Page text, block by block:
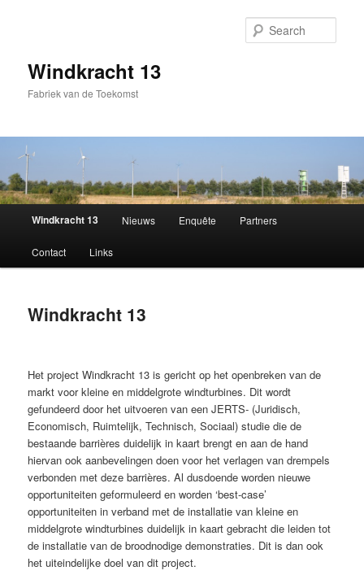
Windkracht 13
Fabriek van de Toekomst
Skip
to
content
Windkracht 13 Nieuws Enquête Partners
Contact Links
Windkracht 13
Het project Windkracht 13 is gericht op het openbreken van de
markt voor kleine en middelgrote windturbines. Dit wordt
gefundeerd door het uitvoeren van een JERTS- (Juridisch,
Economisch, Ruimtelijk, Technisch, Sociaal) studie die de
bestaande barrières duidelijk in kaart brengt en aan de hand
hiervan ook aanbevelingen doen voor het verlagen van drempels
verbonden met deze barrières. Al dusdoende worden nieuwe
opportuniteiten geformuleerd en worden ‘best-case’
opportuniteiten in verband met de installatie van kleine en
middelgrote windturbines duidelijk in kaart gebracht die leiden tot
de installatie van de broodnodige demonstraties. Dit is dan ook
het uiteindelijke doel van dit project.